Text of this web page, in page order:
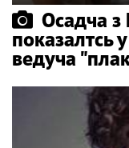
Осадча з
показалтсь
ведуча